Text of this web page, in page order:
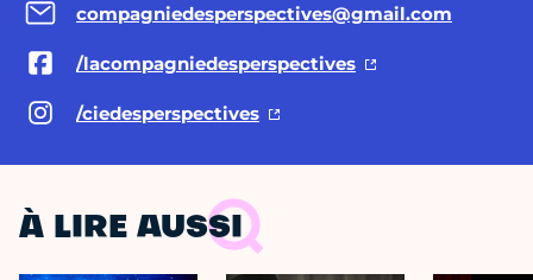
compagniedesperspectives@gmail.com
/lacompagniedesperspectives
/ciedesperspectives
À LIRE AUSSI